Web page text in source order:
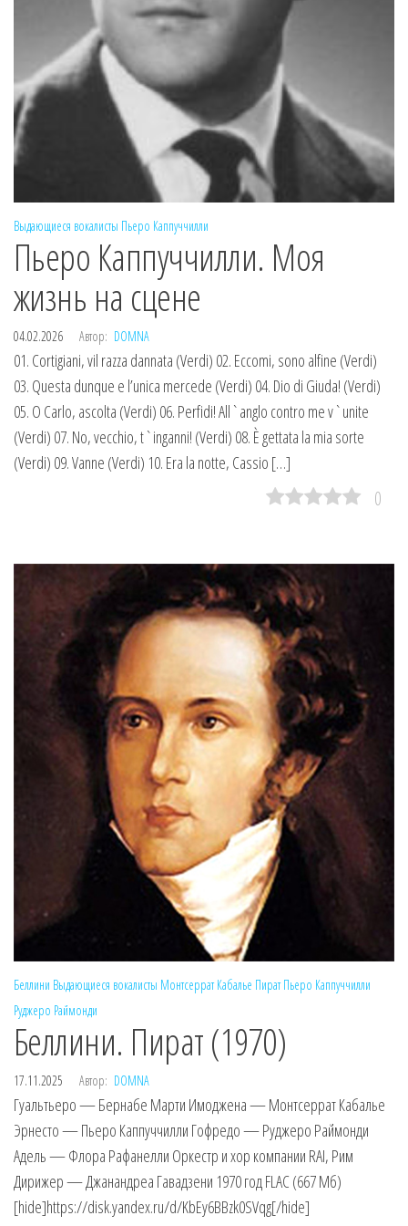
Выдающиеся вокалисты Пьеро Каппуччилли
Пьеро Каппуччилли. Моя
жизнь на сцене
04.02.2026 Автор: DOMNA
01. Cortigiani, vil razza dannata (Verdi) 02. Eccomi, sono alfine (Verdi)
03. Questa dunque e l’unica mercede (Verdi) 04. Dio di Giuda! (Verdi)
05. O Carlo, ascolta (Verdi) 06. Perfidi! All`anglo contro me v`unite
(Verdi) 07. No, vecchio, t`inganni! (Verdi) 08. È gettata la mia sorte
(Verdi) 09. Vanne (Verdi) 10. Era la notte, Cassio […]
0
Беллини Выдающиеся вокалисты Монтсеррат Кабалье Пират Пьеро Каппуччилли
Руджеро Раймонди
Беллини. Пират (1970)
17.11.2025 Автор: DOMNA
Гуальтьеро — Бернабе Марти Имоджена — Монтсеррат Кабалье
Эрнесто — Пьеро Каппуччилли Гофредо — Руджеро Раймонди
Адель — Флора Рафанелли Оркестр и хор компании RAI, Рим
Дирижер — Джанандреа Гавадзени 1970 год FLAC (667 Мб)
[hide]https://disk.yandex.ru/d/KbEy6BBzk0SVqg[/hide]